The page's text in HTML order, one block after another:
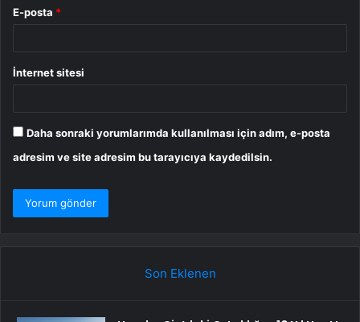
E-posta *
İnternet sitesi
Daha sonraki yorumlarımda kullanılması için adım, e-posta
adresim ve site adresim bu tarayıcıya kaydedilsin.
Son Eklenen